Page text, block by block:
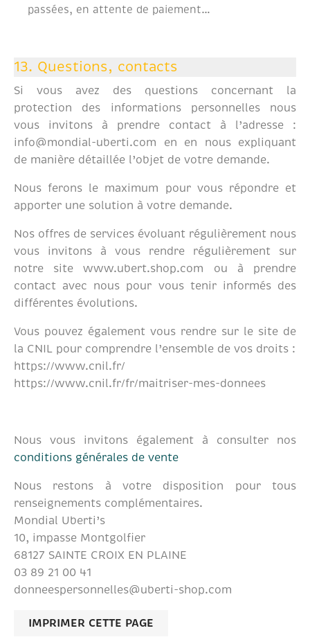
passées, en attente de paiement…
13. Questions, contacts
Si vous avez des questions concernant la
protection des informations personnelles nous
vous invitons à prendre contact à l’adresse :
info@mondial-uberti.com en en nous expliquant
de manière détaillée l’objet de votre demande.
Nous ferons le maximum pour vous répondre et
apporter une solution à votre demande.
Nos offres de services évoluant régulièrement nous
vous invitons à vous rendre régulièrement sur
notre site www.ubert.shop.com ou à prendre
contact avec nous pour vous tenir informés des
différentes évolutions.
Vous pouvez également vous rendre sur le site de
la CNIL pour comprendre l’ensemble de vos droits :
https://www.cnil.fr/
https://www.cnil.fr/fr/maitriser-mes-donnees
Nous vous invitons également à consulter nos
conditions générales de vente
Nous restons à votre disposition pour tous
renseignements complémentaires.
Mondial Uberti’s
10, impasse Montgolfier
68127 SAINTE CROIX EN PLAINE
03 89 21 00 41
donneespersonnelles@uberti-shop.com